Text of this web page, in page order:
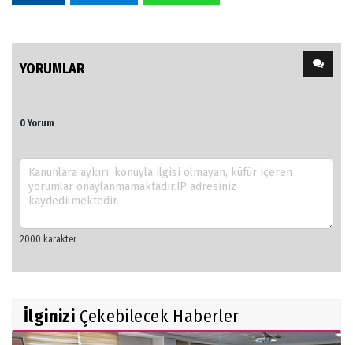
YORUMLAR
0 Yorum
İlginizi Çekebilecek Haberler